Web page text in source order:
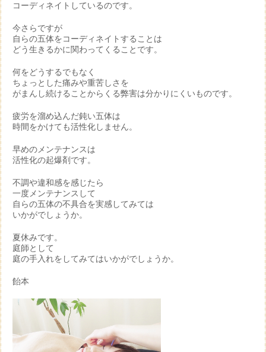
コーディネイトしているのです。
今さらですが
自らの五体をコーディネイトすることは
どう生きるかに関わってくることです。
何をどうするでもなく
ちょっとした痛みや重苦しさを
がまんし続けることからくる弊害は分かりにくいものです。
疲労を溜め込んだ鈍い五体は
時間をかけても活性化しません。
早めのメンテナンスは
活性化の起爆剤です。
不調や違和感を感じたら
一度メンテナンスして
自らの五体の不具合を実感してみては
いかがでしょうか。
夏休みです。
庭師として
庭の手入れをしてみてはいかがでしょうか。
飴本